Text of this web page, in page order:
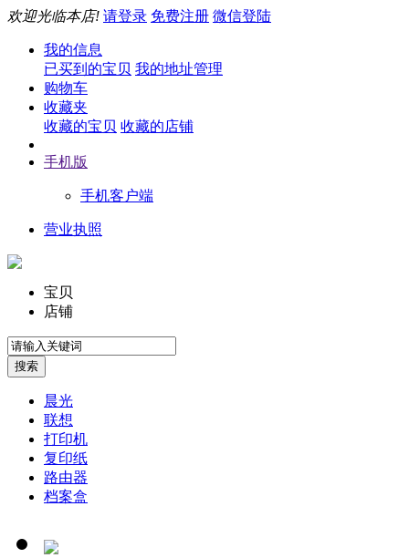
欢迎光临本店! 请登录 免费注册 微信登陆
我的信息
已买到的宝贝 我的地址管理
购物车
收藏夹
收藏的宝贝 收藏的店铺
手机版
手机客户端
营业执照
宝贝
店铺
晨光
联想
打印机
复印纸
路由器
档案盒